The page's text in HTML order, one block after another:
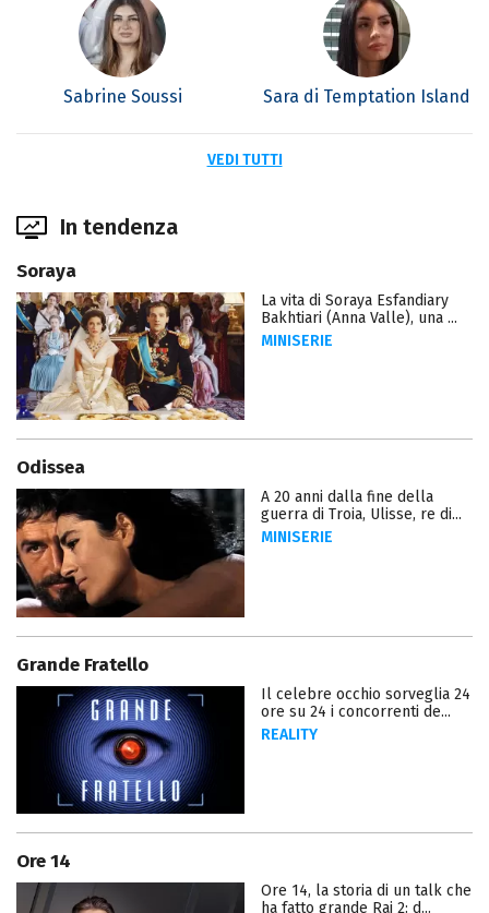
Sabrine Soussi Sara di Temptation Island
VEDI TUTTI
In tendenza
Soraya
La vita di Soraya Esfandiary
Bakhtiari (Anna Valle), una ...
MINISERIE
Odissea
A 20 anni dalla fine della
guerra di Troia, Ulisse, re di...
MINISERIE
Grande Fratello
Il celebre occhio sorveglia 24
ore su 24 i concorrenti de...
REALITY
Ore 14
Ore 14, la storia di un talk che
ha fatto grande Rai 2: d...